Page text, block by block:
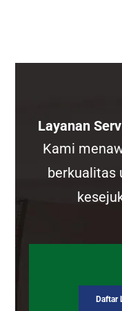
Layanan
Kami
berkualitas
Daftar